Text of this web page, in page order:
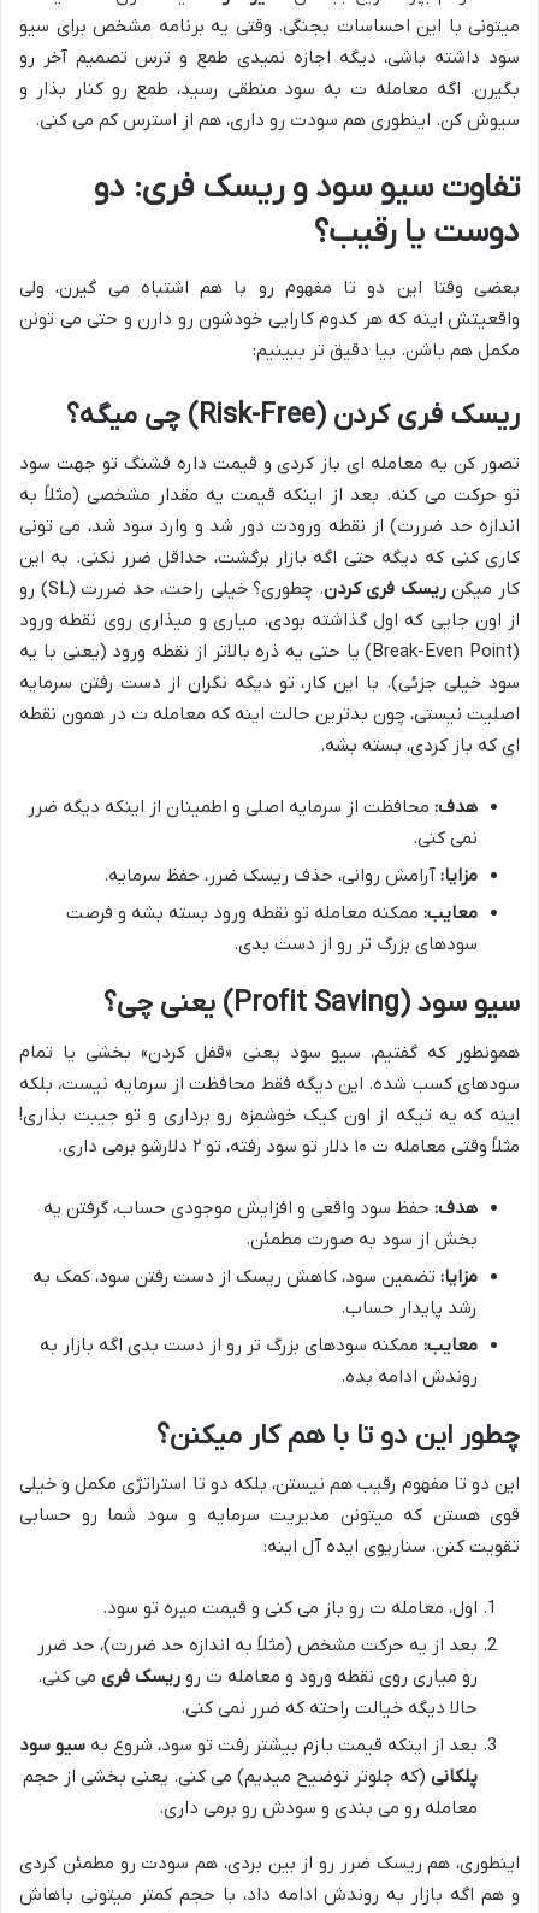
میتونی با این احساسات بجنگی. وقتی یه برنامه مشخص برای سیو
سود داشته باشی، دیگه اجازه نمیدی طمع و ترس تصمیم آخر رو
بگیرن. اگه معامله ت به سود منطقی رسید، طمع رو کنار بذار و
سیوش کن. اینطوری هم سودت رو داری، هم از استرس کم می کنی.
تفاوت سیو سود و ریسک فری: دو
دوست یا رقیب؟
بعضی وقتا این دو تا مفهوم رو با هم اشتباه می گیرن، ولی
واقعیتش اینه که هر کدوم کارایی خودشون رو دارن و حتی می تونن
مکمل هم باشن. بیا دقیق تر ببینیم:
ریسک فری کردن (Risk-Free) چی میگه؟
تصور کن یه معامله ای باز کردی و قیمت داره قشنگ تو جهت سود
تو حرکت می کنه. بعد از اینکه قیمت یه مقدار مشخصی (مثلاً به
اندازه حد ضررت) از نقطه ورودت دور شد و وارد سود شد، می تونی
کاری کنی که دیگه حتی اگه بازار برگشت، حداقل ضرر نکنی. به این
کار میگنریسک فری کردن
. چطوری؟ خیلی راحت، حد ضررت (SL) رو
از اون جایی که اول گذاشته بودی، میاری و میذاری روی نقطه ورود
(Break-Even Point) یا حتی یه ذره بالاتر از نقطه ورود (یعنی با یه
سود خیلی جزئی). با این کار، تو دیگه نگران از دست رفتن سرمایه
اصلیت نیستی، چون بدترین حالت اینه که معامله ت در همون نقطه
ای که باز کردی، بسته بشه.
هدف: محافظت از سرمایه اصلی و اطمینان از اینکه دیگه ضرر
نمی کنی.
مزایا: آرامش روانی، حذف ریسک ضرر، حفظ سرمایه.
معایب: ممکنه معامله تو نقطه ورود بسته بشه و فرصت
سودهای بزرگ تر رو از دست بدی.
سیو سود (Profit Saving) یعنی چی؟
همونطور که گفتیم، سیو سود یعنی «قفل کردن» بخشی یا تمام
سودهای کسب شده. این دیگه فقط محافظت از سرمایه نیست، بلکه
اینه که یه تیکه از اون کیک خوشمزه رو برداری و تو جیبت بذاری!
مثلاً وقتی معامله ت ۱۰ دلار تو سود رفته، تو ۲ دلارشو برمی داری.
هدف: حفظ سود واقعی و افزایش موجودی حساب، گرفتن یه
بخش از سود به صورت مطمئن.
مزایا: تضمین سود، کاهش ریسک از دست رفتن سود، کمک به
رشد پایدار حساب.
معایب: ممکنه سودهای بزرگ تر رو از دست بدی اگه بازار به
روندش ادامه بده.
چطور این دو تا با هم کار میکنن؟
این دو تا مفهوم رقیب هم نیستن، بلکه دو تا استراتژی مکمل و خیلی
قوی هستن که میتونن مدیریت سرمایه و سود شما رو حسابی
تقویت کنن. سناریوی ایده آل اینه:
اول، معامله ت رو باز می کنی و قیمت میره تو سود.
بعد از یه حرکت مشخص (مثلاً به اندازه حد ضررت)، حد ضرر
رو میاری روی نقطه ورود و معامله ت رو ریسک فری می کنی.
حالا دیگه خیالت راحته که ضرر نمی کنی.
بعد از اینکه قیمت بازم بیشتر رفت تو سود، شروع به سیو سود
پلکانی (که جلوتر توضیح میدیم) می کنی. یعنی بخشی از حجم
معامله رو می بندی و سودش رو برمی داری.
اینطوری، هم ریسک ضرر رو از بین بردی، هم سودت رو مطمئن کردی
و هم اگه بازار به روندش ادامه داد، با حجم کمتر میتونی باهاش